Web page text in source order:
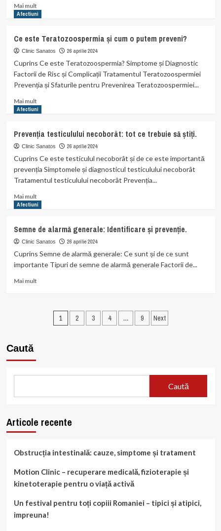
zi
Mai multRead
more
TORCH:
Cauze,
Simptome
și
Tratament
Afectiuni
Ce este Teratozoospermia și cum o putem preveni?
Clinic Sanatos 26 aprilie 2024
Cuprins Ce este Teratozoospermia? Simptome și Diagnostic
Factorii de Risc și Complicații Tratamentul Teratozoospermiei
Prevenția și Sfaturile pentru Prevenirea Teratozoospermiei...
Mai multRead
more
este
Teratozoospermia
și
cum
o
putem
Afectiuni
Prevenția testiculului necoborât: tot ce trebuie să știți.
Clinic Sanatos 26 aprilie 2024
Cuprins Ce este testiculul necoborât și de ce este importantă
prevenția Simptomele și diagnosticul testiculului necoborât
Tratamentul testiculului necoborât Prevenția...
Mai multRead
more
testiculului
necoborât:
tot
trebuie
să
Afectiuni
Semne de alarmă generale: Identificare și prevenție.
Clinic Sanatos 26 aprilie 2024
Cuprins Semne de alarmă generale: Ce sunt și de ce sunt
importante Tipuri de semne de alarmă generale Factorii de...
Mai multRead
alarmă
Paginație
1 2 3 4 … 9 Next
Caută
Caută
Articole recente
Obstrucția intestinală: cauze, simptome și tratament
Motion Clinic – recuperare medicală, fizioterapie și
kinetoterapie pentru o viață activă
Un festival pentru toți copiii Romaniei – tipici și atipici,
impreuna!